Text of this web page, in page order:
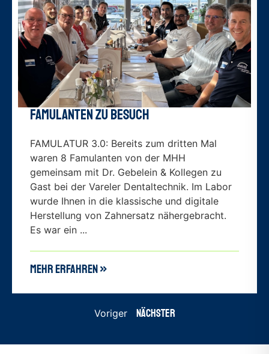
Famulanten zu Besuch
FAMULATUR 3.0: Bereits zum dritten Mal
waren 8 Famulanten von der MHH
gemeinsam mit Dr. Gebelein & Kollegen zu
Gast bei der Vareler Dentaltechnik. Im Labor
wurde Ihnen in die klassische und digitale
Herstellung von Zahnersatz nähergebracht.
Es war ein ...
mehr erfahren »
Voriger Nächster